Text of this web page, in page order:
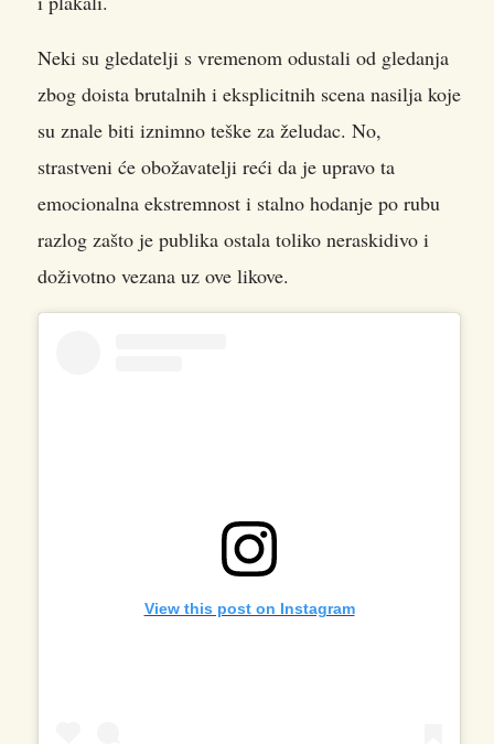
Neki su gledatelji s vremenom odustali od gledanja
zbog doista brutalnih i eksplicitnih scena nasilja koje
su znale biti iznimno teške za želudac. No,
strastveni će obožavatelji reći da je upravo ta
emocionalna ekstremnost i stalno hodanje po rubu
razlog zašto je publika ostala toliko neraskidivo i
doživotno vezana uz ove likove.
View this post on Instagram